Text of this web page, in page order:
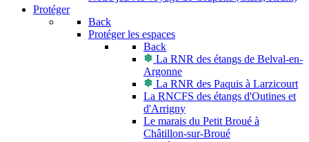
Protéger
Back
Protéger les espaces
Back
La RNR des étangs de Belval-en-
Argonne
La RNR des Paquis à Larzicourt
La RNCFS des étangs d'Outines et
d'Arrigny
Le marais du Petit Broué à
Châtillon-sur-Broué